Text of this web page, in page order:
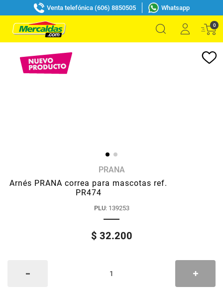
Venta telefónica (606) 8850505 Whatsapp
0
PRANA
Arnés PRANA correa para mascotas ref.
PR474
PLU: 139253
$ 32.200